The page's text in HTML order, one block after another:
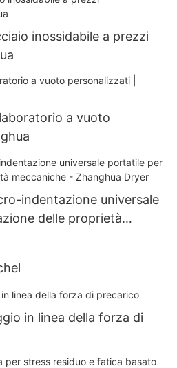
inossidabile a prezzi
a vuoto
indentazione universale
delle proprietà
Dryer
in linea della forza di